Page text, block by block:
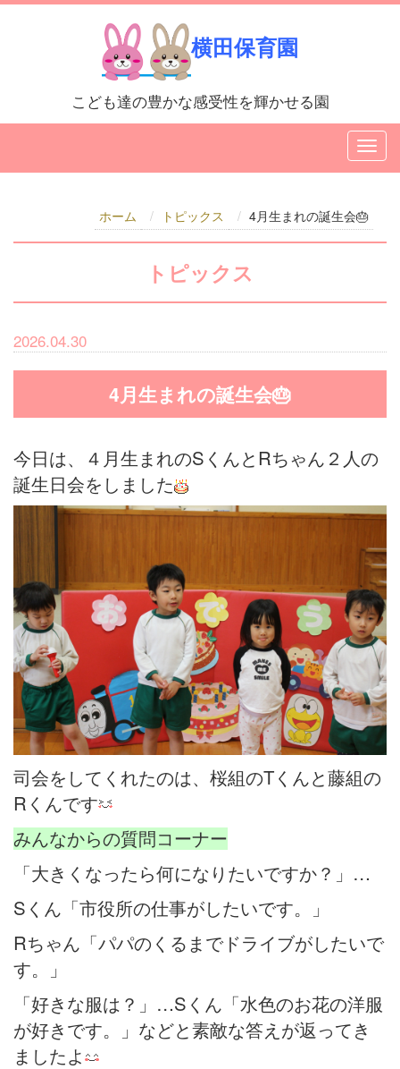
横田保育園
こども達の豊かな感受性を輝かせる園
ホーム トピックス 4月生まれの誕生会🎂
トピックス
2026.04.30
4月生まれの誕生会🎂
今日は、４月生まれのSくんとRちゃん２人の
誕生日会をしました
司会をしてくれたのは、桜組のTくんと藤組の
Rくんです
みんなからの質問コーナー
「大きくなったら何になりたいですか？」…
Sくん「市役所の仕事がしたいです。」
Rちゃん「パパのくるまでドライブがしたいで
す。」
「好きな服は？」…Sくん「水色のお花の洋服
が好きです。」などと素敵な答えが返ってき
ましたよ